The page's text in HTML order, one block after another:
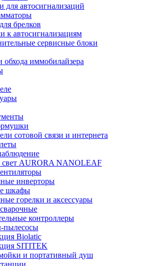
для автосигнализаций
брелков
к автосигнализациям
сервисные блоки
обхода иммобилайзера
сотовой связи и интернета
AURORA NANOLEAF
инверторы
шкафы
горелки и аксессуары
контроллеры
пылесосы
Biolatic
SITITEK
и портативный душ